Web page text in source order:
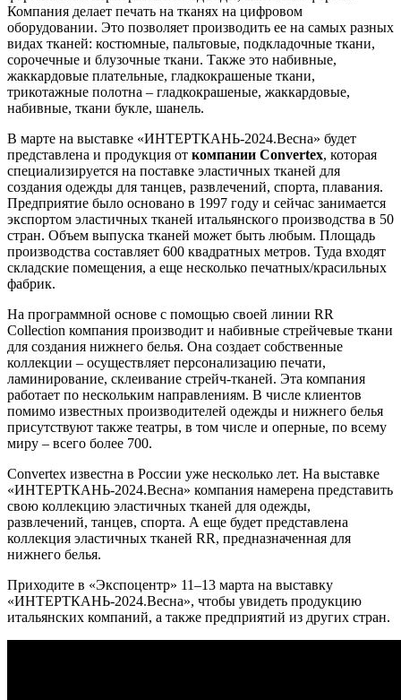
Компания делает печать на тканях на цифровом
оборудовании. Это позволяет производить ее на самых разных
видах тканей: костюмные, пальтовые, подкладочные ткани,
сорочечные и блузочные ткани. Также это набивные,
жаккардовые плательные, гладкокрашеные ткани,
трикотажные полотна – гладкокрашеные, жаккардовые,
набивные, ткани букле, шанель.
В марте на выставке «ИНТЕРТКАНЬ-2024.Весна» будет
представлена и продукция от компании Convertex, которая
специализируется на поставке эластичных тканей для
создания одежды для танцев, развлечений, спорта, плавания.
Предприятие было основано в 1997 году и сейчас занимается
экспортом эластичных тканей итальянского производства в 50
стран. Объем выпуска тканей может быть любым. Площадь
производства составляет 600 квадратных метров. Туда входят
складские помещения, а еще несколько печатных/красильных
фабрик.
На программной основе с помощью своей линии RR
Collection компания производит и набивные стрейчевые ткани
для создания нижнего белья. Она создает собственные
коллекции – осуществляет персонализацию печати,
ламинирование, склеивание стрейч-тканей. Эта компания
работает по нескольким направлениям. В числе клиентов
помимо известных производителей одежды и нижнего белья
присутствуют также театры, в том числе и оперные, по всему
миру – всего более 700.
Convertex известна в России уже несколько лет. На выставке
«ИНТЕРТКАНЬ-2024.Весна» компания намерена представить
свою коллекцию эластичных тканей для одежды,
развлечений, танцев, спорта. А еще будет представлена
коллекция эластичных тканей RR, предназначенная для
нижнего белья.
Приходите в «Экспоцентр» 11–13 марта на выставку
«ИНТЕРТКАНЬ-2024.Весна», чтобы увидеть продукцию
итальянских компаний, а также предприятий из других стран.